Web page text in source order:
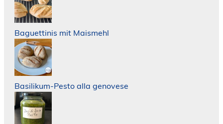
Baguettinis mit Maismehl
Basilikum-Pesto alla genovese